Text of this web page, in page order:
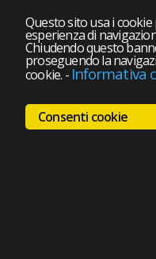
Questo sito usa i
esperienza di
Chiudendo questo
proseguendo la
cookie. - Informativa
Consenti cookie